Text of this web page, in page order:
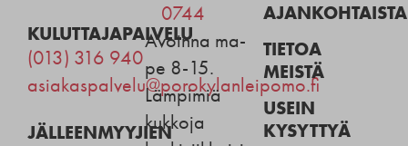
KULUTTAJAPALVELU
(013) 316 940
asiakaspalvelu@porokylanleipomo.fi
JÄLLEENMYYJIEN
0744
Avoinna ma-
pe 8-15.
Lämpimiä
kukkoja
AJANKOHTAISTA
TIETOA
MEISTÄ
USEIN
KYSYTTYÄ